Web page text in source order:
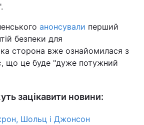
анонсували перший
безпеки для
сторона вже ознайомилася з
що це буде "дуже потужний
зацікавити новини:
Шольц і Джонсон